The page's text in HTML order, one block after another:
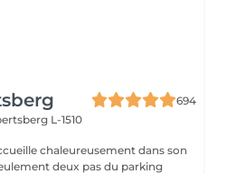
694
L-1510
chaleureusement dans son
deux pas du parking